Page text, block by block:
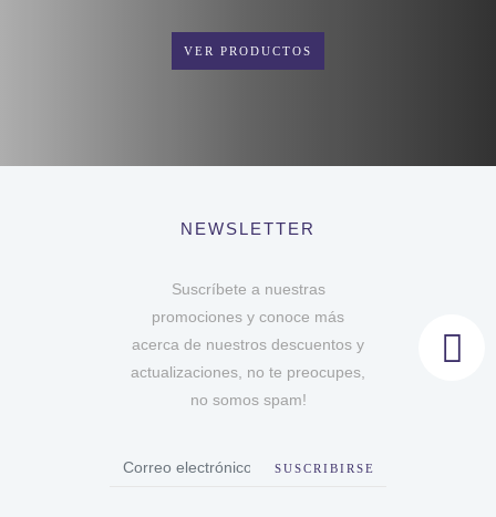
VER PRODUCTOS
NEWSLETTER
Suscríbete a nuestras
promociones y conoce más
acerca de nuestros descuentos y
actualizaciones, no te preocupes,
no somos spam!
SUSCRIBIRSE